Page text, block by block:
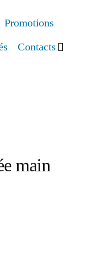
Promotions
Contacts
main